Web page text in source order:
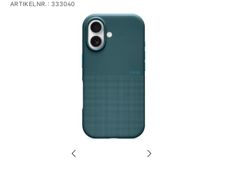
ARTIKELNR.: 333040